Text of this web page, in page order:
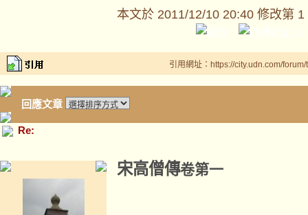
本文於 2011/12/10 20:40 修改第 1
引用網址：https://city.udn.com/
回應文章
Re:
宋高僧傳卷第一